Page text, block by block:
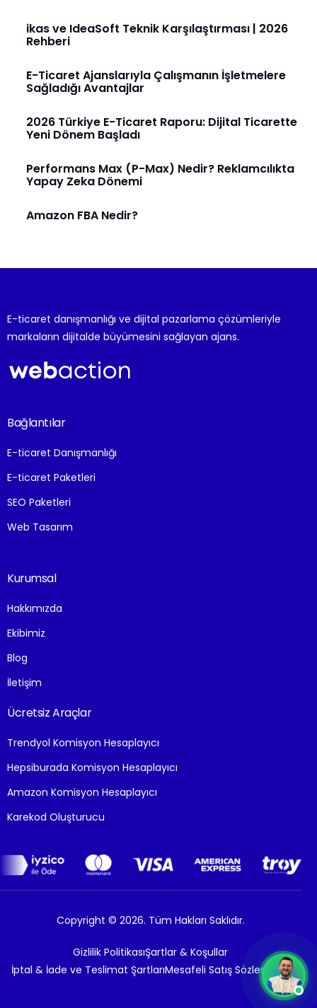
ikas ve IdeaSoft Teknik Karşılaştırması | 2026
Rehberi
E-Ticaret Ajanslarıyla Çalışmanın İşletmelere
Sağladığı Avantajlar
2026 Türkiye E-Ticaret Raporu: Dijital Ticarette
Yeni Dönem Başladı
Performans Max (P-Max) Nedir? Reklamcılıkta
Yapay Zeka Dönemi
Amazon FBA Nedir?
E-ticaret danışmanlığı ve dijital pazarlama çözümleriyle
markaların dijitalde büyümesini sağlayan ajans.
Bağlantılar
E-ticaret Danışmanlığı
E-ticaret Paketleri
SEO Paketleri
Web Tasarım
Kurumsal
Hakkımızda
Ekibimiz
Blog
İletişim
Ücretsiz Araçlar
Trendyol Komisyon Hesaplayıcı
Hepsiburada Komisyon Hesaplayıcı
Amazon Komisyon Hesaplayıcı
Karekod Oluşturucu
Copyright © 2026. Tüm Hakları Saklıdır.
Gizlilik PolitikasıŞartlar & Koşullar
İptal & İade ve Teslimat ŞartlarıMesafeli Satış Sözleşmesi